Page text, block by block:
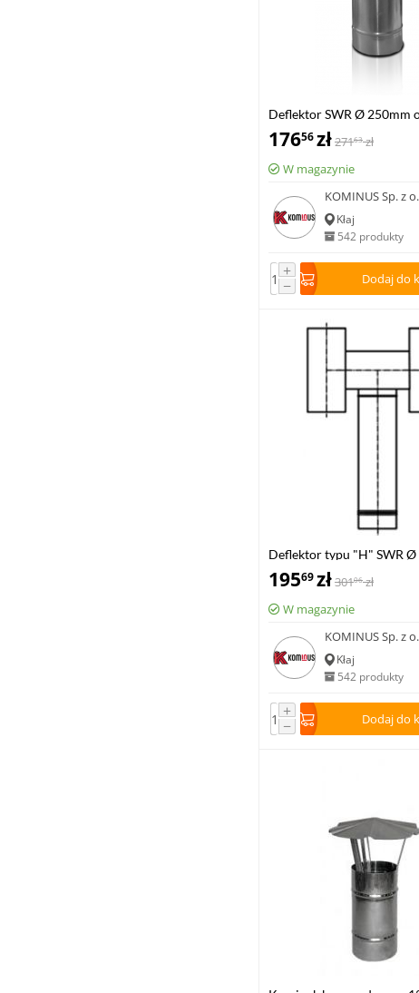
Deflektor SWR Ø 250mm
17656zł27163 zł
W magazynie
KOMINUS Sp. z
Kłaj
542 produkty
+
− Dodaj do
Deflektor typu "H" SWR Ø
ocynk
19569zł30106 zł
W magazynie
KOMINUS Sp. z
Kłaj
542 produkty
+
− Dodaj do